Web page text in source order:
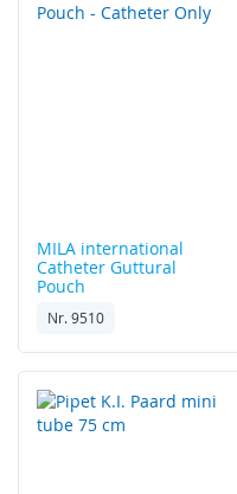
MILA international
Catheter Guttural
Pouch
Nr. 9510